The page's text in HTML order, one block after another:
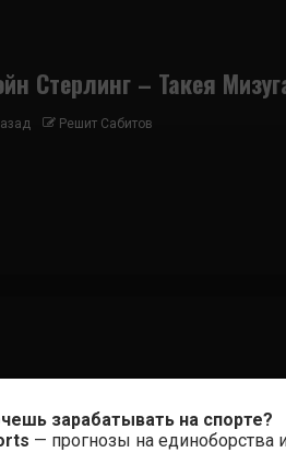
Стерлинг – Такея
Решит Сабитов
— Такея Мизугаки
зарабатывать на спорте?
— прогнозы на